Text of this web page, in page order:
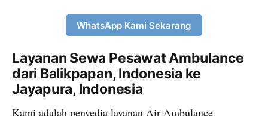
WhatsApp Kami Sekarang
Layanan Sewa Pesawat Ambulance
dari Balikpapan, Indonesia ke
Jayapura, Indonesia
Kami adalah penyedia layanan Air Ambulance